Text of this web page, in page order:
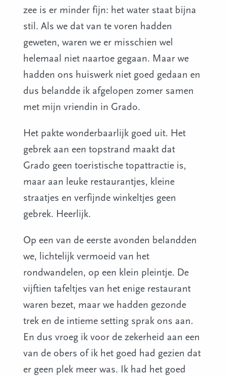
zee is er minder fijn: het water staat bijna
stil. Als we dat van te voren hadden
geweten, waren we er misschien wel
helemaal niet naartoe gegaan. Maar we
hadden ons huiswerk niet goed gedaan en
dus belandde ik afgelopen zomer samen
met mijn vriendin in Grado.
Het pakte wonderbaarlijk goed uit. Het
gebrek aan een topstrand maakt dat
Grado geen toeristische topattractie is,
maar aan leuke restaurantjes, kleine
straatjes en verfijnde winkeltjes geen
gebrek. Heerlijk.
Op een van de eerste avonden belandden
we, lichtelijk vermoeid van het
rondwandelen, op een klein pleintje. De
vijftien tafeltjes van het enige restaurant
waren bezet, maar we hadden gezonde
trek en de intieme setting sprak ons aan.
En dus vroeg ik voor de zekerheid aan een
van de obers of ik het goed had gezien dat
er geen plek meer was. Ik had het goed